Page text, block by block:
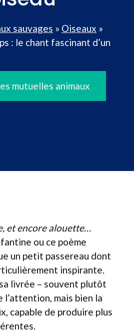
sauvages » Oiseaux »
: le chant fascinant d’un
mutuelles animaux
et encore alouette…
ou ce poème
un petit passereau dont
inspirante.
livrée – souvent plutôt
mais bien la
capable de produire plus